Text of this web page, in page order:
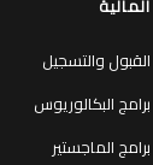
المالية
القبول والتسجيل
برامج البكالوريوس
برامج الماجستير